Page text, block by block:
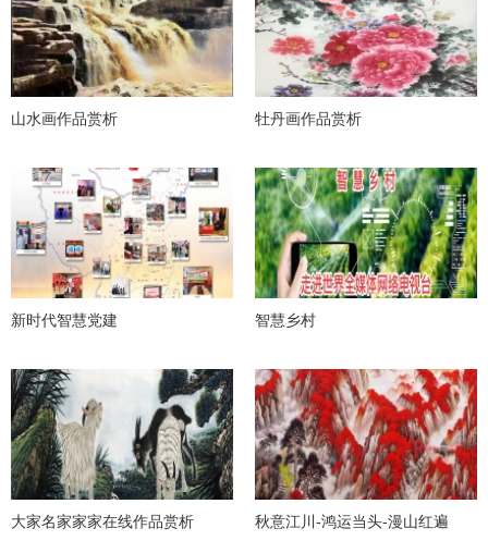
山水画作品赏析 牡丹画作品赏析
新时代智慧党建 智慧乡村
大家名家家家在线作品赏析 秋意江川-鸿运当头-漫山红遍